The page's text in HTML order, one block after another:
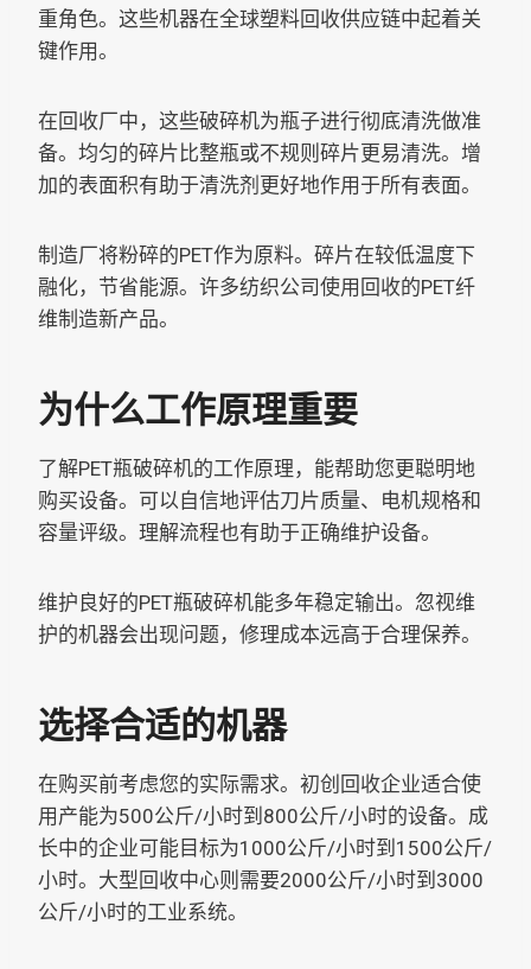
重角色。这些机器在全球塑料回收供应链中起着关
键作用。
在回收厂中，这些破碎机为瓶子进行彻底清洗做准
备。均匀的碎片比整瓶或不规则碎片更易清洗。增
加的表面积有助于清洗剂更好地作用于所有表面。
制造厂将粉碎的PET作为原料。碎片在较低温度下
融化，节省能源。许多纺织公司使用回收的PET纤
维制造新产品。
为什么工作原理重要
了解PET瓶破碎机的工作原理，能帮助您更聪明地
购买设备。可以自信地评估刀片质量、电机规格和
容量评级。理解流程也有助于正确维护设备。
维护良好的PET瓶破碎机能多年稳定输出。忽视维
护的机器会出现问题，修理成本远高于合理保养。
选择合适的机器
在购买前考虑您的实际需求。初创回收企业适合使
用产能为500公斤/小时到800公斤/小时的设备。成
长中的企业可能目标为1000公斤/小时到1500公斤/
小时。大型回收中心则需要2000公斤/小时到3000
公斤/小时的工业系统。